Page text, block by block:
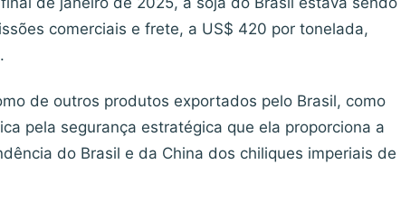
comerciais e frete, a US$ 420 por tonelada,
de outros produtos exportados pelo Brasil, como
pela segurança estratégica que ela proporciona a
do Brasil e da China dos chiliques imperiais de